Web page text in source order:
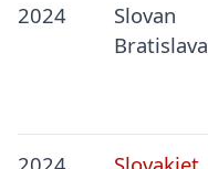
2024
Slovan
Bratislava